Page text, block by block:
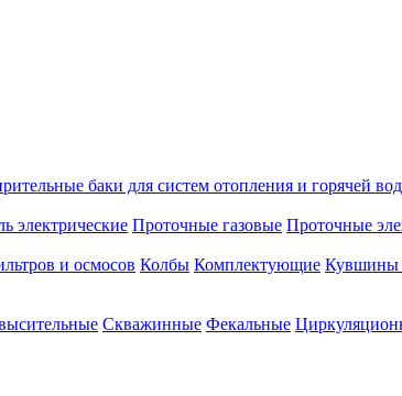
баки для систем отопления и горячей
электрические Проточные газовые Проточные
и осмосов Колбы Комплектующие Кувшины
Скважинные Фекальные